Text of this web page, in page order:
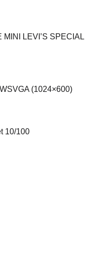
LEVI’S SPECIAL
(1024×600)
10/100